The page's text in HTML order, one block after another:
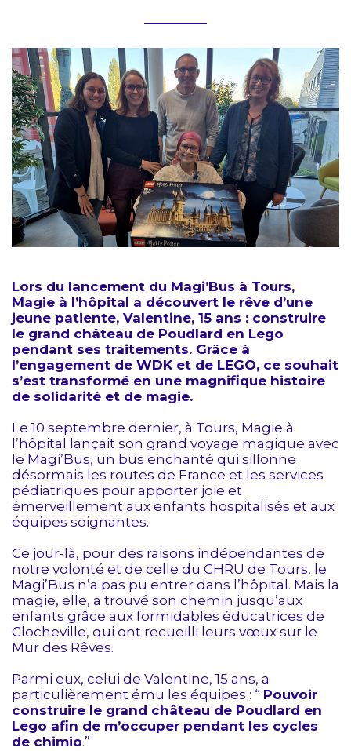
Lors du lancement du Magi’Bus à Tours,
Magie à l’hôpital a découvert le rêve d’une
jeune patiente, Valentine, 15 ans : construire
le grand château de Poudlard en Lego
pendant ses traitements. Grâce à
l’engagement de WDK et de LEGO, ce souhait
s’est transformé en une magnifique histoire
de solidarité et de magie.
Le 10 septembre dernier, à Tours, Magie à
l’hôpital lançait son grand voyage magique avec
le Magi’Bus, un bus enchanté qui sillonne
désormais les routes de France et les services
pédiatriques pour apporter joie et
émerveillement aux enfants hospitalisés et aux
équipes soignantes.
Ce jour-là, pour des raisons indépendantes de
notre volonté et de celle du CHRU de Tours, le
Magi’Bus n’a pas pu entrer dans l’hôpital. Mais la
magie, elle, a trouvé son chemin jusqu’aux
enfants grâce aux formidables éducatrices de
Clocheville, qui ont recueilli leurs vœux sur le
Mur des Rêves.
Parmi eux, celui de Valentine, 15 ans, a
particulièrement ému les équipes : “ Pouvoir
construire le grand château de Poudlard en
Lego afin de m’occuper pendant les cycles
de chimio.”